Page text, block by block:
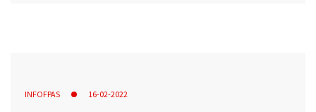
INFOFPAS 16-02-2022